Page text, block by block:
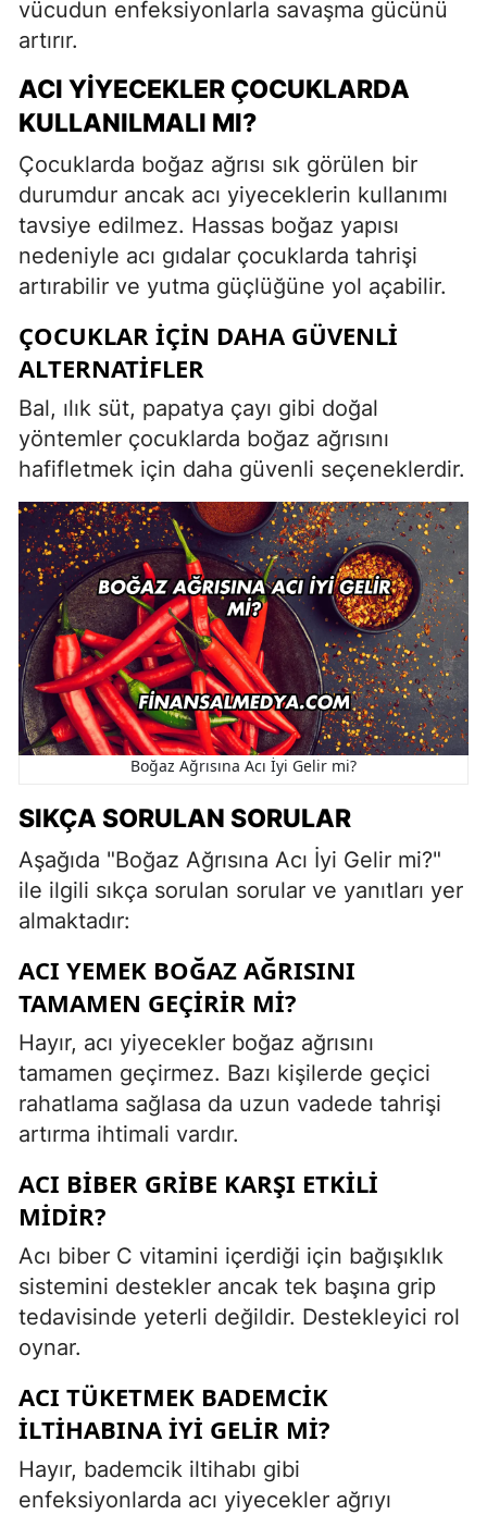
vücudun enfeksiyonlarla savaşma gücünü
artırır.
ACI YIYECEKLER ÇOCUKLARDA
KULLANILMALI MI?
Çocuklarda boğaz ağrısı sık görülen bir
durumdur ancak acı yiyeceklerin kullanımı
tavsiye edilmez. Hassas boğaz yapısı
nedeniyle acı gıdalar çocuklarda tahrişi
artırabilir ve yutma güçlüğüne yol açabilir.
ÇOCUKLAR İÇIN DAHA GÜVENLI
ALTERNATIFLER
Bal, ılık süt, papatya çayı gibi doğal
yöntemler çocuklarda boğaz ağrısını
hafifletmek için daha güvenli seçeneklerdir.
Boğaz Ağrısına Acı İyi Gelir mi?
SIKÇA SORULAN SORULAR
Aşağıda "Boğaz Ağrısına Acı İyi Gelir mi?"
ile ilgili sıkça sorulan sorular ve yanıtları yer
almaktadır:
ACI YEMEK BOĞAZ AĞRISINI
TAMAMEN GEÇIRIR MI?
Hayır, acı yiyecekler boğaz ağrısını
tamamen geçirmez. Bazı kişilerde geçici
rahatlama sağlasa da uzun vadede tahrişi
artırma ihtimali vardır.
ACI BIBER GRIBE KARŞI ETKILI
MIDIR?
Acı biber C vitamini içerdiği için bağışıklık
sistemini destekler ancak tek başına grip
tedavisinde yeterli değildir. Destekleyici rol
oynar.
ACI TÜKETMEK BADEMCIK
ILTIHABINA IYI GELIR MI?
Hayır, bademcik iltihabı gibi
enfeksiyonlarda acı yiyecekler ağrıyı